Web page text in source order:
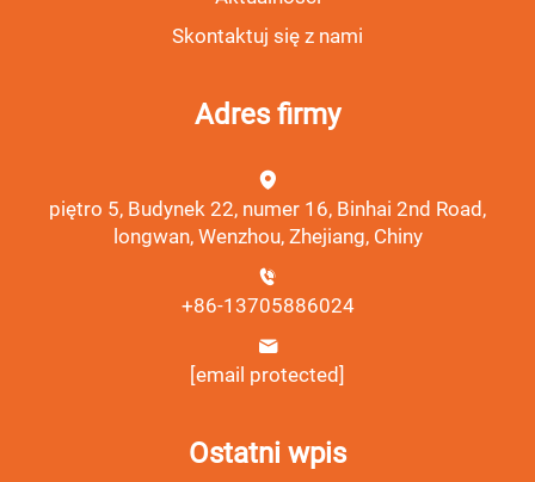
Skontaktuj się z nami
Adres firmy
piętro 5, Budynek 22, numer 16, Binhai 2nd Road,
longwan, Wenzhou, Zhejiang, Chiny
+86-13705886024
[email protected]
Ostatni wpis